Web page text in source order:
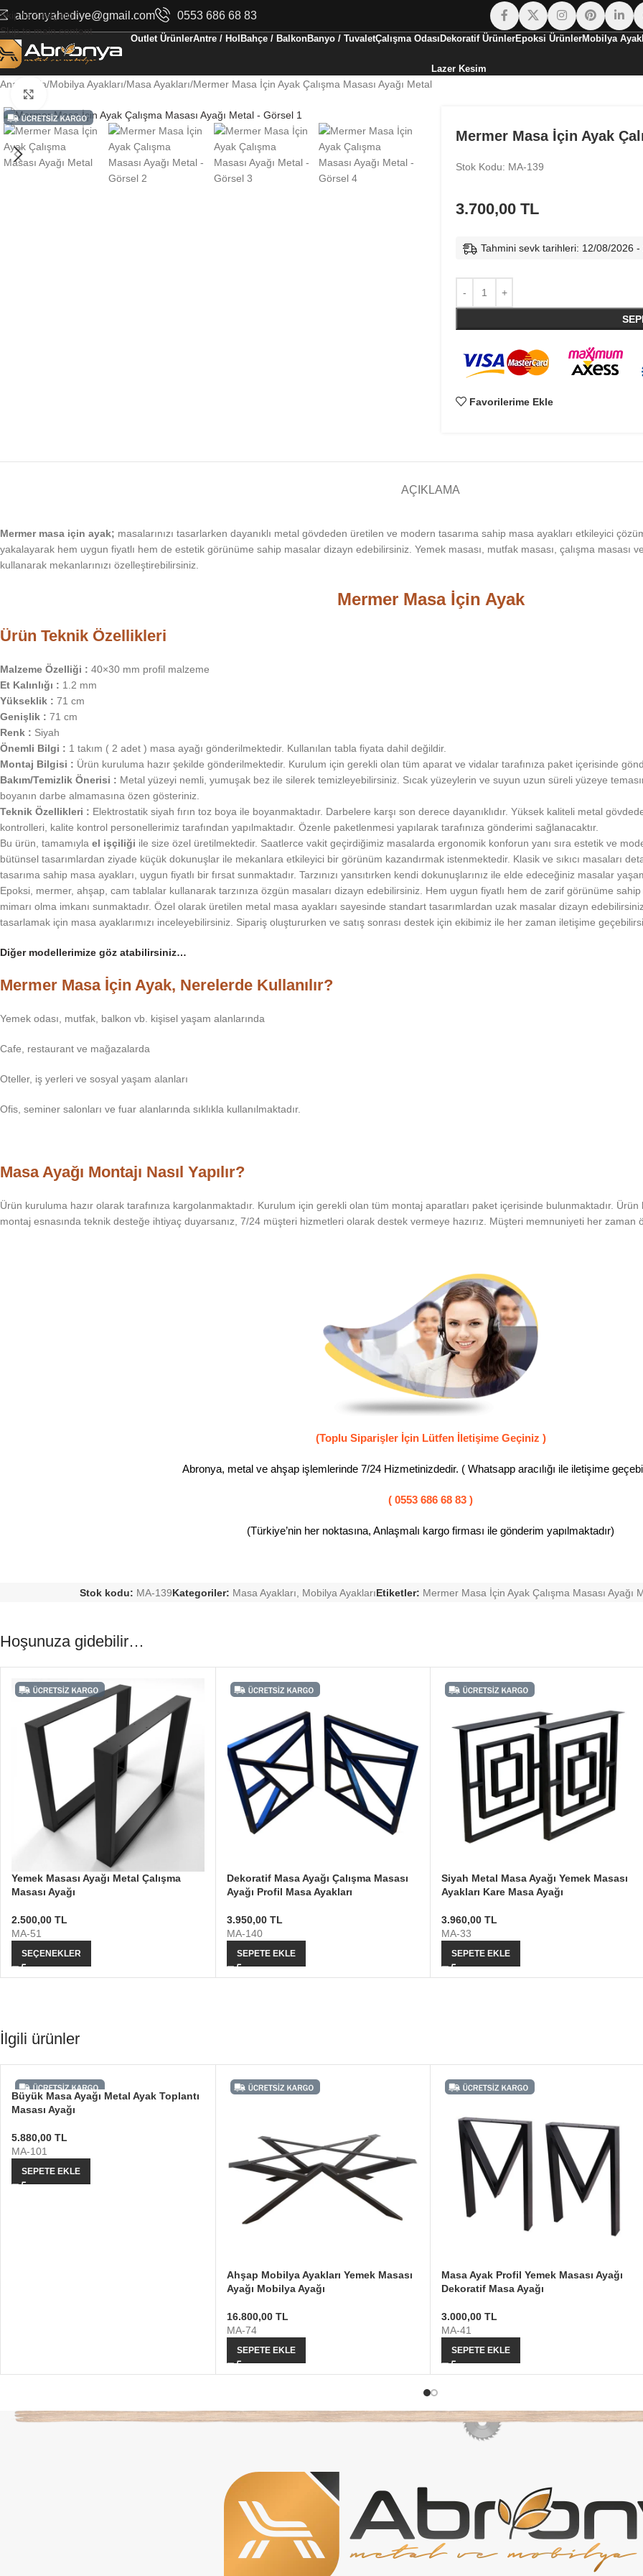
Skip to navigation
Skip to main content
abronyahediye@gmail.com 0553 686 68 83
Outlet ÜrünlerAntre / Hol Bahçe / BalkonBanyo / TuvaletÇalışma Odası Dekoratif ÜrünlerEpoksi ÜrünlerMobilya
Lazer Kesim
Ana Sayfa Mobilya Ayakları Masa Ayakları Mermer Masa İçin Ayak Çalışma Masası Ayağı Metal
Mermer Masa İçin Ayak
Stok Kodu: MA-139
3.700,00 TL
Tahmini sevk tarihleri: 12/08/2026
Favorilerime Ekle
AÇIKLAMA
Mermer masa için ayak; masalarınızı tasarlarken dayanıklı metal gövdeden üretilen ve modern tasarıma sahip masa ayakları etkileyici
yakalayarak hem uygun fiyatlı hem de estetik görünüme sahip masalar dizayn edebilirsiniz. Yemek masası, mutfak masası, çalışma masası
kullanarak mekanlarınızı özelleştirebilirsiniz.
Mermer Masa İçin Ayak
Ürün Teknik Özellikleri
Malzeme Özelliği : 40×30 mm profil malzeme
Et Kalınlığı : 1.2 mm
Yükseklik : 71 cm
Genişlik : 71 cm
Renk : Siyah
Önemli Bilgi : 1 takım ( 2 adet ) masa ayağı gönderilmektedir. Kullanılan tabla fiyata dahil değildir.
Montaj Bilgisi : Ürün kuruluma hazır şekilde gönderilmektedir. Kurulum için gerekli olan tüm aparat ve vidalar tarafınıza paket içerisinde
Bakım/Temizlik Önerisi : Metal yüzeyi nemli, yumuşak bez ile silerek temizleyebilirsiniz. Sıcak yüzeylerin ve suyun uzun süreli yüzeye
boyanın darbe almamasına özen gösteriniz.
Teknik Özellikleri : Elektrostatik siyah fırın toz boya ile boyanmaktadır. Darbelere karşı son derece dayanıklıdır. Yüksek kaliteli metal
kontrolleri, kalite kontrol personellerimiz tarafından yapılmaktadır. Özenle paketlenmesi yapılarak tarafınıza gönderimi sağlanacaktır.
Bu ürün, tamamıyla el işçiliği ile size özel üretilmektedir. Saatlerce vakit geçirdiğimiz masalarda ergonomik konforun yanı sıra estetik ve
bütünsel tasarımlardan ziyade küçük dokunuşlar ile mekanlara etkileyici bir görünüm kazandırmak istenmektedir. Klasik ve sıkıcı masaları
tasarıma sahip masa ayakları, uygun fiyatlı bir fırsat sunmaktadır. Tarzınızı yansıtırken kendi dokunuşlarınız ile elde edeceğiniz masalar
Epoksi, mermer, ahşap, cam tablalar kullanarak tarzınıza özgün masaları dizayn edebilirsiniz. Hem uygun fiyatlı hem de zarif görünüme sahip
mimarı olma imkanı sunmaktadır. Özel olarak üretilen metal masa ayakları sayesinde standart tasarımlardan uzak masalar dizayn
tasarlamak için masa ayaklarımızı inceleyebilirsiniz. Sipariş oluştururken ve satış sonrası destek için ekibimiz ile her zaman iletişime
Diğer modellerimize göz atabilirsiniz…
Mermer Masa İçin Ayak, Nerelerde Kullanılır?
Yemek odası, mutfak, balkon vb. kişisel yaşam alanlarında
Cafe, restaurant ve mağazalarda
Oteller, iş yerleri ve sosyal yaşam alanları
Ofis, seminer salonları ve fuar alanlarında sıklıkla kullanılmaktadır.
Masa Ayağı Montajı Nasıl Yapılır?
Ürün kuruluma hazır olarak tarafınıza kargolanmaktadır. Kurulum için gerekli olan tüm montaj aparatları paket içerisinde bulunmaktadır.
montaj esnasında teknik desteğe ihtiyaç duyarsanız, 7/24 müşteri hizmetleri olarak destek vermeye hazırız. Müşteri memnuniyeti her zaman
(Toplu Siparişler İçin Lütfen İletişime Geçiniz )
Abronya, metal ve ahşap işlemlerinde 7/24 Hizmetinizdedir. ( Whatsapp aracılığı ile iletişime
( 0553 686 68 83 )
(Türkiye’nin her noktasına, Anlaşmalı kargo firması ile gönderim yapılmaktadır)
Stok kodu: MA-139Kategoriler: Masa Ayakları Mobilya AyaklarıEtiketler: Mermer Masa İçin Ayak Çalışma Masası Ayağı
Hoşunuza gidebilir…
Yemek Masası Ayağı Metal Çalışma
Masası Ayağı
2.500,00 TL
MA-51
SEÇENEKLER
Dekoratif Masa Ayağı Çalışma Masası
Ayağı Profil Masa Ayakları
3.950,00 TL
MA-140
SEPETE EKLE
Siyah Metal Masa Ayağı Yemek Masası
Ayakları Kare Masa Ayağı
3.960,00 TL
MA-33
SEPETE EKLE
İlgili ürünler
Büyük Masa Ayağı Metal Ayak Toplantı
Masası Ayağı
5.880,00 TL
MA-101
SEPETE EKLE
Ahşap Mobilya Ayakları Yemek Masası
Ayağı Mobilya Ayağı
16.800,00 TL
MA-74
SEPETE EKLE
Masa Ayak Profil Yemek Masası Ayağı
Dekoratif Masa Ayağı
3.000,00 TL
MA-41
SEPETE EKLE